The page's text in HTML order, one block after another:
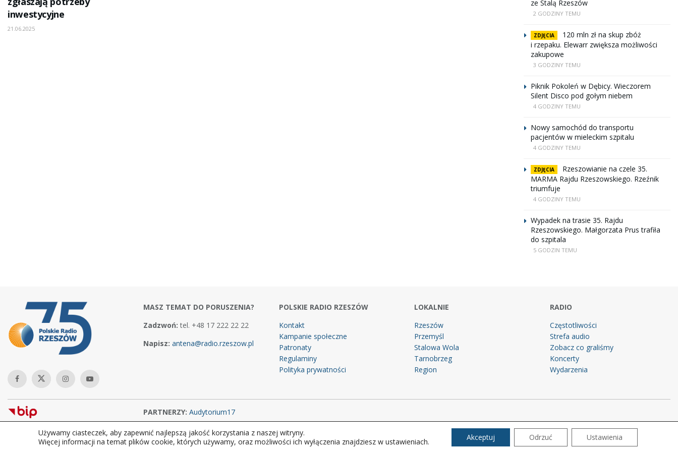
inwestycyjne
21.06.2025
ze Stalą Rzeszów
2 GODZINY TEMU
ZDJĘCIA
120 mln zł na skup zbóż
i rzepaku. Elewarr zwiększa możliwości
zakupowe
3 GODZINY TEMU
Piknik Pokoleń w Dębicy. Wieczorem
Silent Disco pod gołym niebem
4 GODZINY TEMU
Nowy samochód do transportu
pacjentów w mieleckim szpitalu
4 GODZINY TEMU
ZDJĘCIA
Rzeszowianie na czele 35.
MARMA Rajdu Rzeszowskiego. Rzeźnik
triumfuje
4 GODZINY TEMU
Wypadek na trasie 35. Rajdu
Rzeszowskiego. Małgorzata Prus trafiła
do szpitala
5 GODZIN TEMU
MASZ TEMAT DO PORUSZENIA?
Zadzwoń: tel. +48 17 222 22 22
Napisz: antena@radio.rzeszow.pl
POLSKIE RADIO RZESZÓW
Kontakt
Kampanie społeczne
Patronaty
Regulaminy
Polityka prywatności
LOKALNIE
Rzeszów
Przemyśl
Stalowa Wola
Tarnobrzeg
Region
RADIO
Częstotliwości
Strefa audio
Zobacz co graliśmy
Koncerty
Wydarzenia
PARTNERZY: Audytorium17
Copyright © 2026Polskie Radio Rzeszów S.A. w likwidacj. Wszelkie prawa zastrzeżone.
Używamy ciasteczek, aby zapewnić najlepszą jakość korzystania z naszej witryny.
Więcej informacji na temat plików cookie, których używamy, oraz możliwości ich wyłączenia znajdziesz w ustawieniach.
Akceptuj Odrzuć Ustawienia